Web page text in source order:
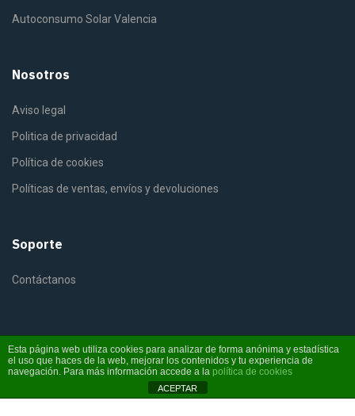
Autoconsumo Solar Valencia
Nosotros
Aviso legal
Politica de privacidad
Política de cookies
Políticas de ventas, envíos y devoluciones
Soporte
Contáctanos
©2025 Fiterra. Derechos reservados
Esta página web utiliza cookies para analizar de forma anónima y estadística
el uso que haces de la web, mejorar los contenidos y tu experiencia de
navegación. Para más información accede a la política de cookies
ACEPTAR